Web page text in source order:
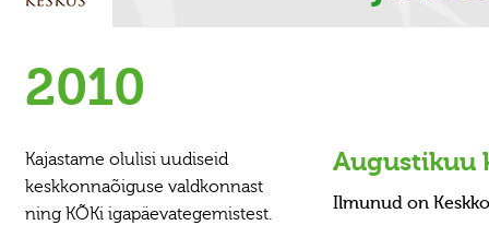
2010
Kajastame olulisi uudiseid
keskkonnaõiguse valdkonnast
ning KÕKi igapäevategemistest.
Augustikuu
Ilmunud on